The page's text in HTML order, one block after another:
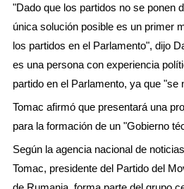
"Dado que los partidos no se ponen
única solución posible es un primer
los partidos en el Parlamento", dijo
es una persona con experiencia
partido en el Parlamento, ya que "se
Tomac afirmó que presentará una
para la formación de un "Gobierno
Según la agencia nacional de
Tomac, presidente del Partido del